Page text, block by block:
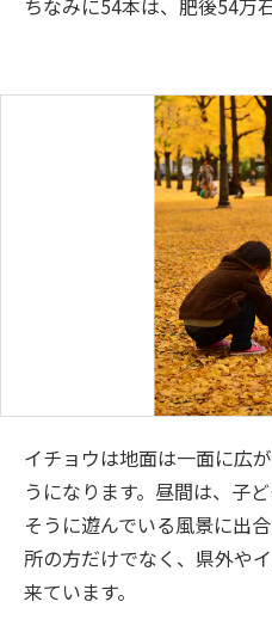
ちなみに54本は、肥後54万
イチョウは地面は一面に広
うになります。昼間は、子
そうに遊んでいる風景に出
所の方だけでなく、県外や
来ています。